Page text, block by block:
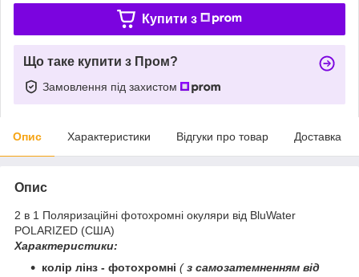
Купити з
Що таке купити з Пром?
Замовлення під захистом
Опис Характеристики Відгуки про товар Доставка
Опис
2 в 1 Поляризаційні фотохромні окуляри від BluWater
POLARIZED (США)
Характеристики:
колір лінз - фотохромні (з самозатемненням від